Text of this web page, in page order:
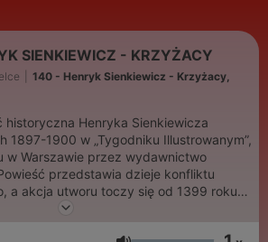
SIENKIEWICZ - KRZYŻACY
140 - Henryk Sienkiewicz - Krzyżacy,
Henryka Sienkiewicza
1897-1900 w „Tygodniku Illustrowanym”,
w Warszawie przez wydawnictwo
Powieść przedstawia dzieje konfliktu
a akcja utworu toczy się od 1399 roku
do 1410 roku (bitwa pod